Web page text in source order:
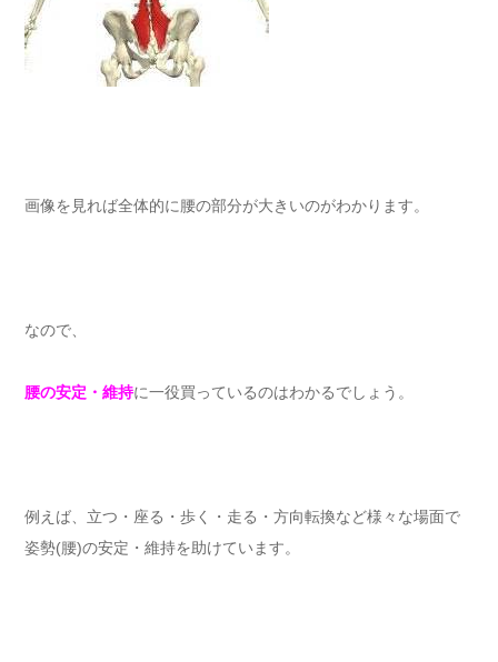
画像を見れば全体的に腰の部分が大きいのがわかります。
なので、
腰の安定・維持に一役買っているのはわかるでしょう。
例えば、立つ・座る・歩く・走る・方向転換など様々な場面で
姿勢(腰)の安定・維持を助けています。